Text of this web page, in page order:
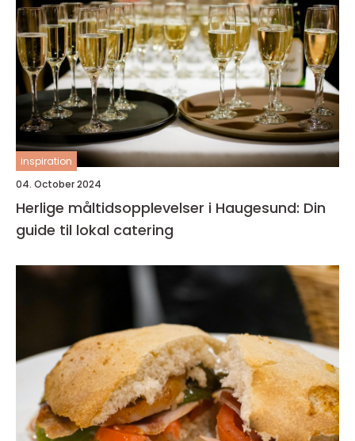
inspiration
04. October 2024
Herlige måltidsopplevelser i Haugesund: Din
guide til lokal catering